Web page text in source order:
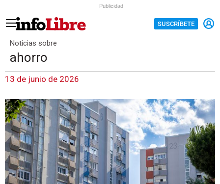
Publicidad
SUSCRÍBETE
Noticias sobre
ahorro
13 de junio de 2026